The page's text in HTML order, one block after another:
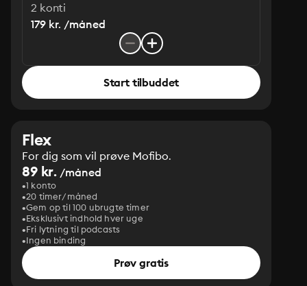
2 konti
179 kr. /måned
Start tilbuddet
Flex
For dig som vil prøve Mofibo.
89 kr. /måned
1 konto
20 timer/måned
Gem op til 100 ubrugte timer
Eksklusivt indhold hver uge
Fri lytning til podcasts
Ingen binding
Prøv gratis